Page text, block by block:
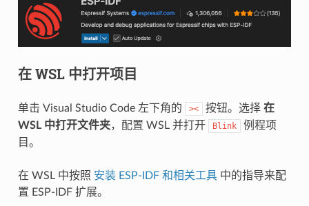
在 WSL 中打开项目
单击 Visual Studio Code 左下角的 >< 按钮。选择 在
WSL 中打开文件夹，配置 WSL 并打开 Blink
例程项
目。
在 WSL 中按照 安装 ESP-IDF 和相关工具中的指导来配
置 ESP-IDF 扩展。